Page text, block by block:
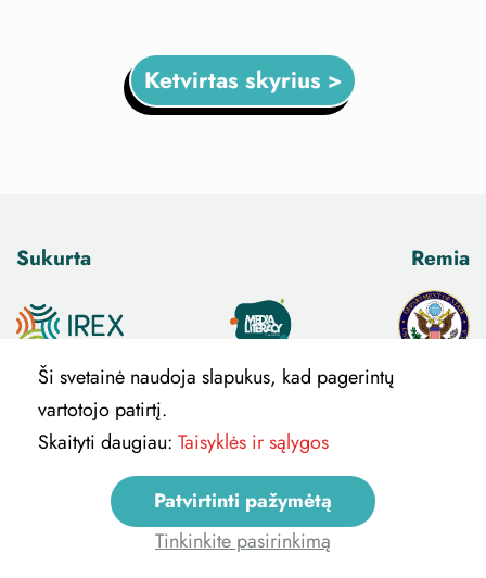
Ketvirtas skyrius >
Sukurta Remia
Very Verified: Nuotolinis medijų raštingumo kursas
parengtas JAV valstybės departamento “Medijų
raštingumas Baltijos šalyse” programos,
Ši svetainė naudoja slapukus, kad pagerintų
vartotojo patirtį.
Skaityti daugiau: Taisyklės ir sąlygos
Patvirtinti pažymėtą
Tinkinkite pasirinkimą